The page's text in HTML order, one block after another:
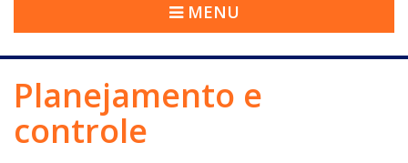
MENU
Planejamento e
controle